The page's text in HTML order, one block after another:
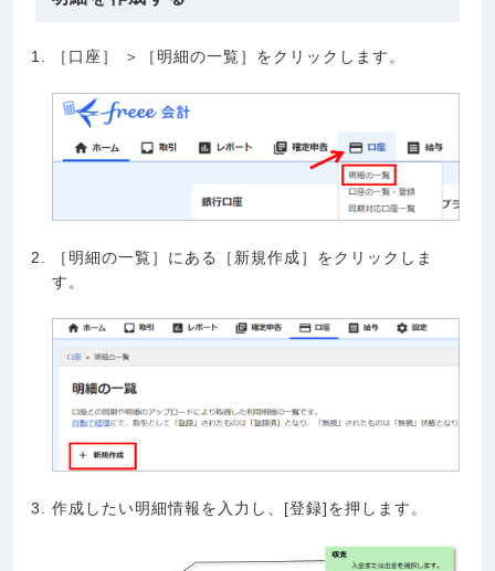
［口座］ ＞［明細の一覧］をクリックします。
［明細の一覧］にある［新規作成］をクリックしま
す。
作成したい明細情報を入力し、[登録]を押します。